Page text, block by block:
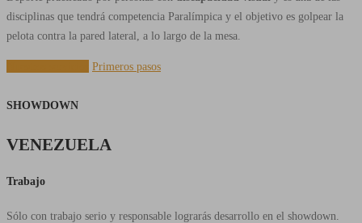
disciplinas que tendrá competencia Paralímpica y el objetivo es golpear la
pelota contra la pared lateral, a lo largo de la mesa.
Primeros pasos
SHOWDOWN
VENEZUELA
Trabajo
Sólo con trabajo serio y responsable lograrás desarrollo en el showdown.